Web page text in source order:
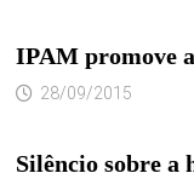
IPAM promove
28/09/2015
Silêncio sobre a